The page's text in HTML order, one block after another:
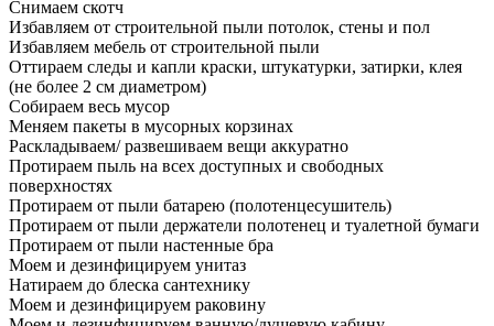
Снимаем скотч
Избавляем от строительной пыли потолок, стены и пол
Избавляем мебель от строительной пыли
Оттираем следы и капли краски, штукатурки, затирки, клея
(не более 2 см диаметром)
Собираем весь мусор
Меняем пакеты в мусорных корзинах
Раскладываем/ развешиваем вещи аккуратно
Протираем пыль на всех доступных и свободных
поверхностях
Протираем от пыли батарею (полотенцесушитель)
Протираем от пыли держатели полотенец и туалетной бумаги
Протираем от пыли настенные бра
Моем и дезинфицируем унитаз
Натираем до блеска сантехнику
Моем и дезинфицируем раковину